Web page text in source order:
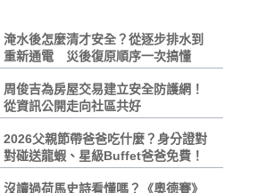
淹水後怎麼清才安全？從逐步排水到
重新通電 災後復原順序一次搞懂
周俊吉為房屋交易建立安全防護網！
從資訊公開走向社區共好
2026父親節帶爸爸吃什麼？身分證對
對碰送龍蝦、星級Buffet爸爸免費！
沒讀過荷馬史詩看懂嗎？《奧德賽》